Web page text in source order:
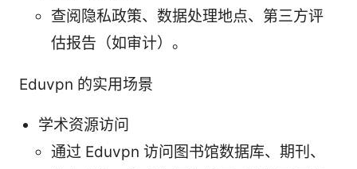
查阅隐私政策、数据处理地点、第三方评
估报告（如审计）。
Eduvpn 的实用场景
学术资源访问
通过 Eduvpn 访问图书馆数据库、期刊、